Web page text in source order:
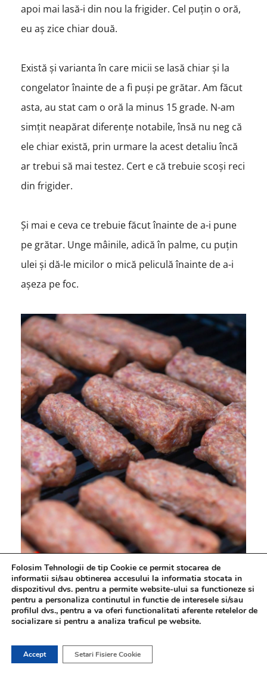
apoi mai lasă-i din nou la frigider. Cel puțin o oră,
eu aș zice chiar două.
Există și varianta în care micii se lasă chiar și la
congelator înainte de a fi puși pe grătar. Am făcut
asta, au stat cam o oră la minus 15 grade. N-am
simțit neapărat diferențe notabile, însă nu neg că
ele chiar există, prin urmare la acest detaliu încă
ar trebui să mai testez. Cert e că trebuie scoși reci
din frigider.
Și mai e ceva ce trebuie făcut înainte de a-i pune
pe grătar. Unge mâinile, adică în palme, cu puțin
ulei și dă-le micilor o mică peliculă înainte de a-i
așeza pe foc.
Bun, cam până aici sunt regulile și tehnicile
înxercate de mine și pe care le poate urma
Folosim Tehnologii de tip Cookie ce permit stocarea de
informatii si/sau obtinerea accesului la informatia stocata in
dispozitivul dvs. pentru a permite website-ului sa functioneze si
pentru a personaliza continutul in functie de interesele si/sau
profilul dvs., pentru a va oferi functionalitati aferente retelelor de
socializare si pentru a analiza traficul pe website.
Accept Setari Fisiere Cookie